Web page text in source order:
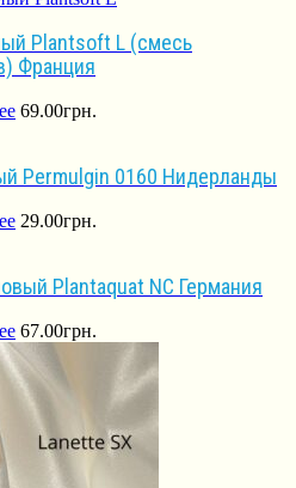
Plantsoft L (смесь
Франция
69.00грн.
Permulgin 0160 Нидерланды
29.00грн.
Plantaquat NC Германия
67.00грн.